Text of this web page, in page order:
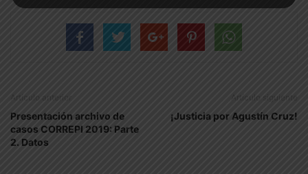
Artículo anterior
Presentación archivo de
casos CORREPI 2019: Parte
2. Datos
Artículo siguiente
¡Justicia por Agustín Cruz!